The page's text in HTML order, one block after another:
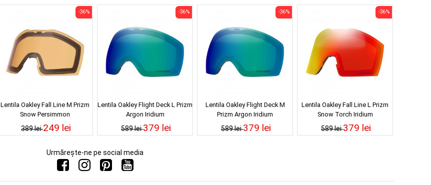
Lentila Oakley Fall Line M Prizm
Snow Persimmon
389 lei
-36%
249 lei
Lentila Oakley Flight Deck L Prizm
Argon Iridium
589 lei
-36%
379 lei
Lentila Oakley Flight Deck M
Prizm Argon Iridium
589 lei
-36%
379 lei
Lentila Oakley Fall Line L Prizm
Snow Torch Iridium
589 lei
-36%
379 lei
Urmărește-ne pe social media